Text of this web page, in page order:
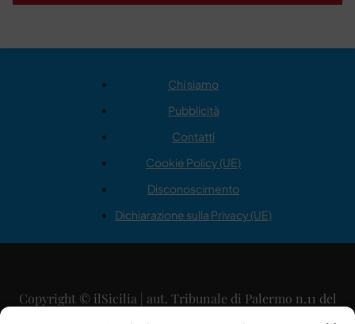
Chi siamo
Pubblicità
Contatti
Cookie Policy (UE)
Disconoscimento
Dichiarazione sulla Privacy (UE)
Copyright © ilSicilia | aut. Tribunale di Palermo n.11 del
29/09/2015